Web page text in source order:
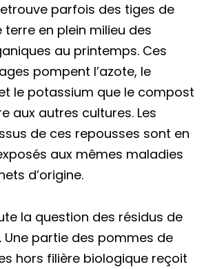
parfois des tiges de
en plein milieu des
au printemps. Ces
pompent l’azote, le
le potassium que le compost
aux autres cultures. Les
de ces repousses sont en
aux mêmes maladies
d’origine.
la question des résidus de
Une partie des pommes de
hors filière biologique reçoit